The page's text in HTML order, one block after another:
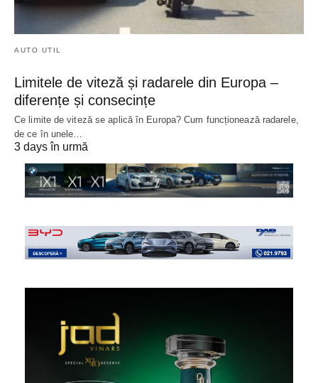
AUTO UTIL
Limitele de viteză și radarele din Europa –
diferențe și consecințe
Ce limite de viteză se aplică în Europa? Cum funcționează radarele,
de ce în unele…
3 days în urmă